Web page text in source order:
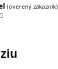
(overený zákazník)